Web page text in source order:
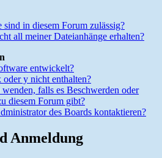
sind in diesem Forum zulässig?
all meiner Dateianhänge erhalten?
entwickelt?
y nicht enthalten?
falls es Beschwerden oder
diesem Forum gibt?
des Boards kontaktieren?
Anmeldung